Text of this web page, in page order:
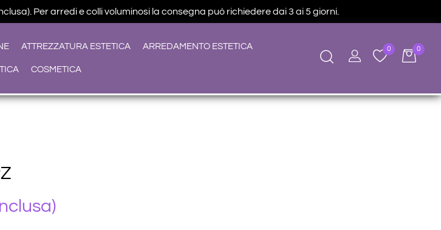
Per arredi e colli voluminosi la consegna può richiedere dai 3 ai 5 giorni.
ATTREZZATURA ESTETICA ARREDAMENTO ESTETICA
COSMETICA
0 0